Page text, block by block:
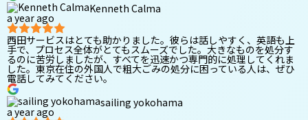
Kenneth Calma
a year ago
西田サービスはとても助かりました。彼らは話しやすく、英語も上
手で、プロセス全体がとてもスムーズでした。大きなものを処分す
るのに苦労しましたが、すべてを迅速かつ専門的に処理してくれま
した。東京在住の外国人で粗大ごみの処分に困っている人は、ぜひ
電話してみてください。
sailing yokohama
a year ago